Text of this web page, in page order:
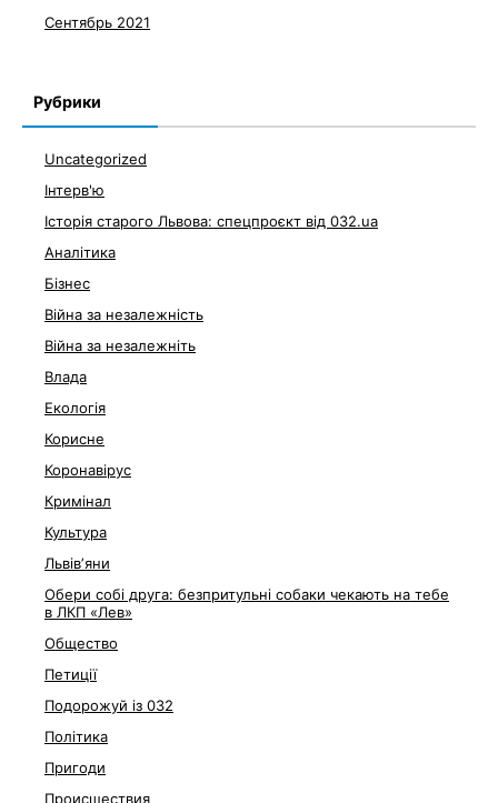
Сентябрь 2021
Рубрики
Uncategorized
Інтерв'ю
Історія старого Львова: спецпроєкт від 032.ua
Аналітика
Бізнес
Війна за незалежність
Війна за незалежніть
Влада
Екологія
Корисне
Коронавірус
Кримінал
Культура
Львівʼяни
Обери собі друга: безпритульні собаки чекають на тебе
в ЛКП «Лев»
Общество
Петиції
Подорожуй із 032
Політика
Пригоди
Происшествия